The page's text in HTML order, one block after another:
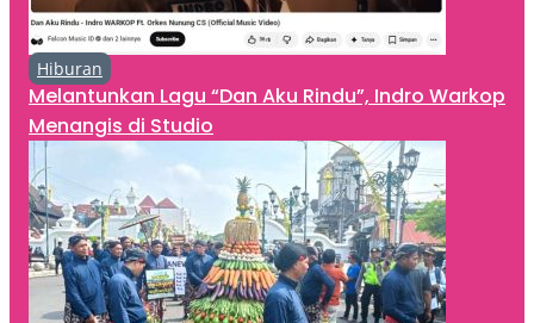
Hiburan
Melantunkan Lagu “Dan Aku Rindu”, Indro Warkop
Menangis di Studio